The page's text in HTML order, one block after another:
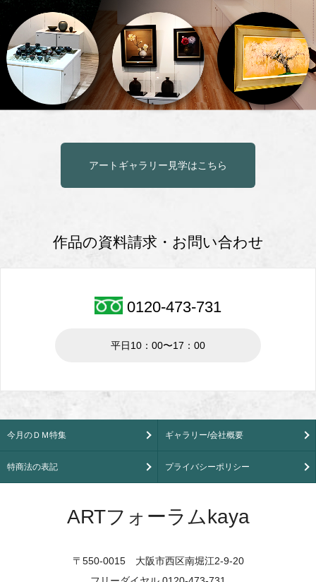
アートギャラリー見学はこちら
作品の資料請求・お問い合わせ
0120-473-731
平日10：00〜17：00
今月のＤＭ特集 ギャラリー/会社概要
特商法の表記 プライバシーポリシー
ARTフォーラムkaya
〒550-0015 大阪市西区南堀江2-9-20